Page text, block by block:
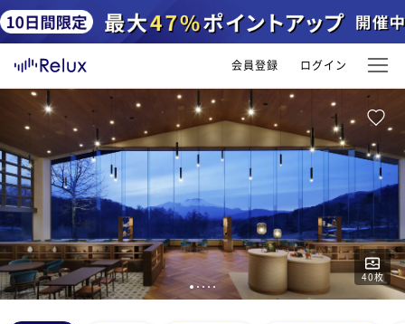
会員登録 ログイン
40枚
1 2345